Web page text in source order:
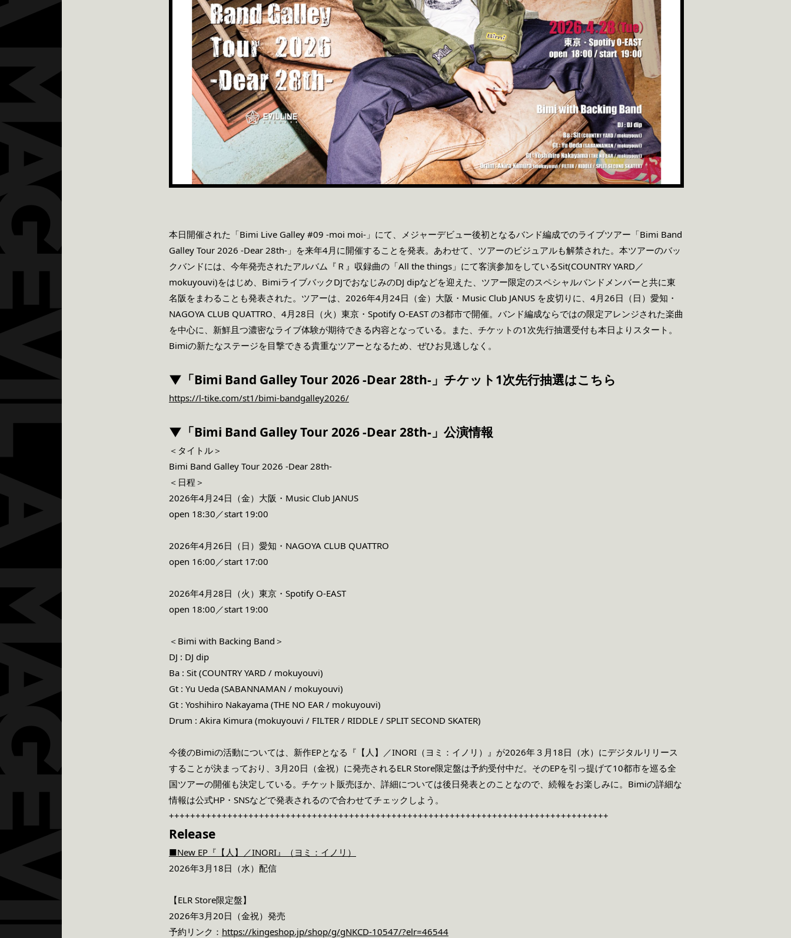
本日開催された「Bimi Live Galley #09 -moi moi-」にて、メジャーデビュー後初となるバンド編成でのライブツアー「Bimi Band
Galley Tour 2026 -Dear 28th-」を来年4月に開催することを発表。あわせて、ツアーのビジュアルも解禁された。本ツアーのバッ
クバンドには、今年発売されたアルバム『Ｒ』収録曲の「All the things」にて客演参加をしているSit(COUNTRY YARD／
mokuyouvi)をはじめ、BimiライブバックDJでおなじみのDJ dipなどを迎えた、ツアー限定のスペシャルバンドメンバーと共に東
名阪をまわることも発表された。ツアーは、2026年4月24日（金）大阪・Music Club JANUS を皮切りに、4月26日（日）愛知・
NAGOYA CLUB QUATTRO、4月28日（火）東京・Spotify O-EAST の3都市で開催。バンド編成ならではの限定アレンジされた楽曲
を中心に、新鮮且つ濃密なライブ体験が期待できる内容となっている。また、チケットの1次先行抽選受付も本日よりスタート。
Bimiの新たなステージを目撃できる貴重なツアーとなるため、ぜひお見逃しなく。
▼「Bimi Band Galley Tour 2026 -Dear 28th-」チケット1次先行抽選はこちら
https://l-tike.com/st1/bimi-bandgalley2026/
▼「Bimi Band Galley Tour 2026 -Dear 28th-」公演情報
＜タイトル＞
Bimi Band Galley Tour 2026 -Dear 28th-
＜日程＞
2026年4月24日（金）大阪・Music Club JANUS
open 18:30／start 19:00
2026年4月26日（日）愛知・NAGOYA CLUB QUATTRO
open 16:00／start 17:00
2026年4月28日（火）東京・Spotify O-EAST
open 18:00／start 19:00
＜Bimi with Backing Band＞
DJ : DJ dip
Ba : Sit (COUNTRY YARD / mokuyouvi)
Gt : Yu Ueda (SABANNAMAN / mokuyouvi)
Gt : Yoshihiro Nakayama (THE NO EAR / mokuyouvi)
Drum : Akira Kimura (mokuyouvi / FILTER / RIDDLE / SPLIT SECOND SKATER)
今後のBimiの活動については、新作EPとなる『【人】／INORI（ヨミ：イノリ）』が2026年３月18日（水）にデジタルリリース
することが決まっており、3月20日（金祝）に発売されるELR Store限定盤は予約受付中だ。そのEPを引っ提げて10都市を巡る全
国ツアーの開催も決定している。チケット販売ほか、詳細については後日発表とのことなので、続報をお楽しみに。Bimiの詳細な
情報は公式HP・SNSなどで発表されるので合わせてチェックしよう。
+++++++++++++++++++++++++++++++++++++++++++++++++++++++++++++++++++++++++++++++++++
Release
■New EP『【人】／INORI』（ヨミ：イノリ）
2026年3月18日（水）配信
【ELR Store限定盤】
2026年3月20日（金祝）発売
予約リンク： https://kingeshop.jp/shop/g/gNKCD-10547/?elr=46544